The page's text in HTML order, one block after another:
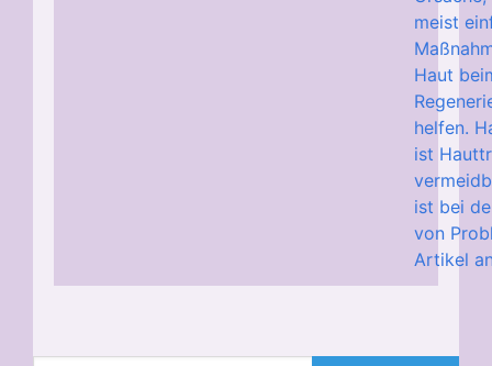
meist
Haut
helfen.
ist
ist bei
von
Artikel